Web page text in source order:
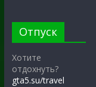
Отпуск
Хотите
отдохнуть?
gta5.su/travel